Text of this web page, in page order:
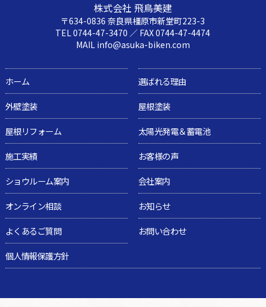
株式会社 飛鳥美建
〒634-0836 奈良県橿原市新堂町223-3
TEL 0744-47-3470 ／ FAX 0744-47-4474
MAIL info@asuka-biken.com
ホーム
選ばれる理由
外壁塗装
屋根塗装
屋根リフォーム
太陽光発電＆蓄電池
施工実績
お客様の声
ショウルーム案内
会社案内
オンライン相談
お知らせ
よくあるご質問
お問い合わせ
個人情報保護方針